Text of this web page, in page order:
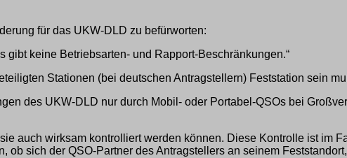
für das UKW-DLD zu befürworten:
gibt keine Betriebsarten- und Rapport-Beschränkungen.“
Stationen (bei deutschen Antragstellern) Feststation sein
des UKW-DLD nur durch Mobil- oder Portabel-QSOs bei
auch wirksam kontrolliert werden können. Diese Kontrolle ist im
sich der QSO-Partner des Antragstellers an seinem